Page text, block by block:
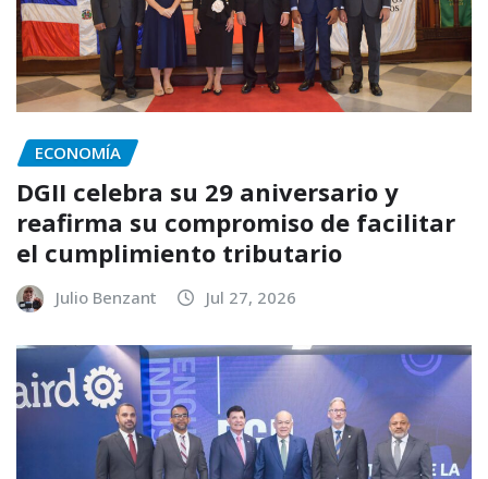
ECONOMÍA
DGII celebra su 29 aniversario y
reafirma su compromiso de facilitar
el cumplimiento tributario
Julio Benzant Jul 27, 2026